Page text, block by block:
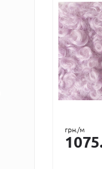
грн./м